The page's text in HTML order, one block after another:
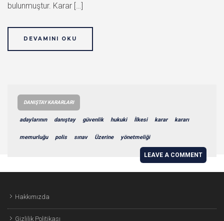
bulunmuştur. Karar […]
DEVAMINI OKU
DANIŞTAY KARARLARI
adaylarının danıştay güvenlik hukuki İlkesi karar kararı
memurluğu polis sınav Üzerine yönetmeliği
LEAVE A COMMENT
Hakkımızda
Gizlilik Politikası